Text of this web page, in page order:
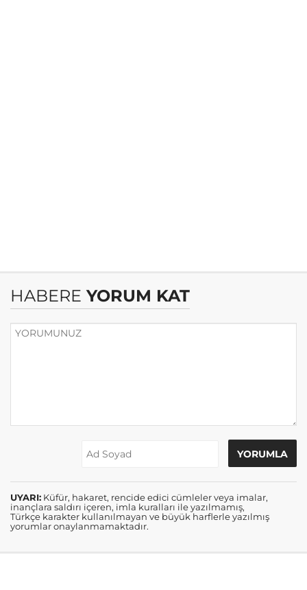
HABERE YORUM KAT
UYARI: Küfür, hakaret, rencide edici cümleler veya imalar,
inançlara saldırı içeren, imla kuralları ile yazılmamış,
Türkçe karakter kullanılmayan ve büyük harflerle yazılmış
yorumlar onaylanmamaktadır.